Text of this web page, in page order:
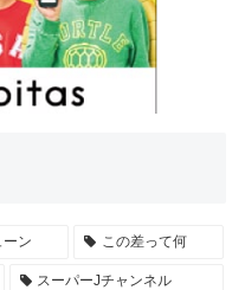
ーン この差って何
スーパーJチャンネル